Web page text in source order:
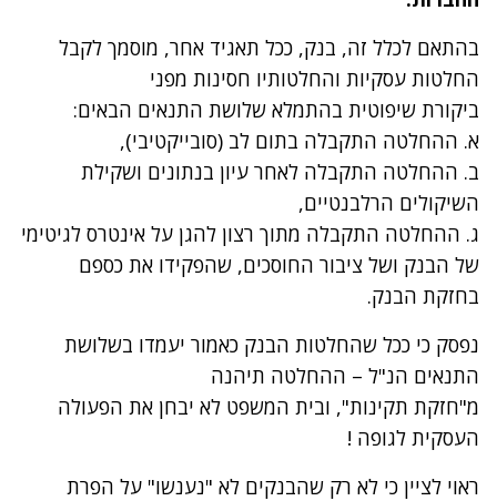
בהתאם לכלל זה, בנק, ככל תאגיד אחר, מוסמך לקבל
החלטות עסקיות והחלטותיו חסינות מפני
ביקורת שיפוטית בהתמלא שלושת התנאים הבאים:
א. ההחלטה התקבלה בתום לב (סובייקטיבי),
ב. ההחלטה התקבלה לאחר עיון בנתונים ושקילת
השיקולים הרלבנטיים,
ג. ההחלטה התקבלה מתוך רצון להגן על אינטרס לגיטימי
של הבנק ושל ציבור החוסכים, שהפקידו את כספם
בחזקת הבנק.
נפסק כי ככל שהחלטות הבנק כאמור יעמדו בשלושת
התנאים הנ"ל – ההחלטה תיהנה
מ"חזקת תקינות", ובית המשפט לא יבחן את הפעולה
העסקית לגופה !
ראוי לציין כי לא רק שהבנקים לא "נענשו" על הפרת